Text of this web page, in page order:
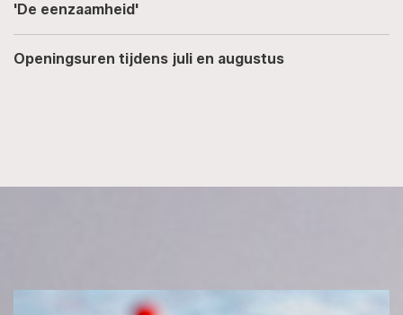
'De eenzaamheid'
Openingsuren tijdens juli en augustus